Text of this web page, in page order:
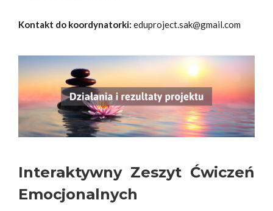
Kontakt do koordynatorki: eduproject.sak@gmail.com
Interaktywny Zeszyt Ćwiczeń
Emocjonalnych